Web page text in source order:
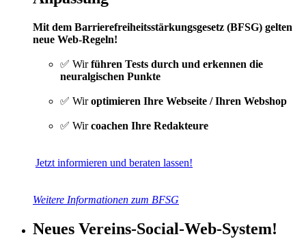
Mit dem Barrierefreiheitsstärkungsgesetz (BFSG) gelten
neue Web-Regeln!
✅ Wirführen Tests durch und erkennen die
neuralgischen Punkte
✅ Wiroptimieren Ihre Webseite / Ihren Webshop
✅ Wircoachen Ihre Redakteure
Jetzt informieren und beraten lassen!
Weitere Informationen zum BFSG
Neues Vereins-Social-Web-System!